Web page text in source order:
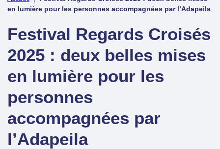
en lumière pour les personnes accompagnées par l’Adapeila
Festival Regards Croisés
2025 : deux belles mises
en lumière pour les
personnes
accompagnées par
l’Adapeila